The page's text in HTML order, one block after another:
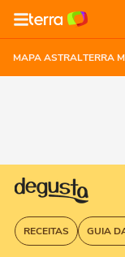
MAPA ASTRALTERRA
RECEITAS GUIA